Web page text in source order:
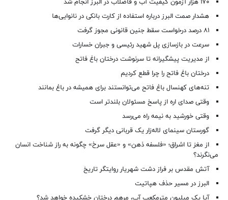
۱۷۰ هزار آزمون کیفیت آب و فاضلاب در البرز انجام شد
هشدار صمت البرز درباره استفاده از کارت بانکی در نانوایی‌ها
۸۱ درصد درخواست‌ سقط جنین قانونی مجوز گرفت
سرعت در بازسازی پل شهید رئیسی و جبران خسارات
از مدیریت پیشگیرانه تا سرنوشت درختان باغ فاتح
درختان باغ فاتح را چرا قطع کردیم
تنه‌های کهنسال باغ فاتح می‌توانستند برای همیشه در باغ بمانند
وقتی صدای اره از پاسخ مسئولان بلندتر است
وقتی خورشید به نیمه راه می‌رسد
گورستان سینمای لاله‌زار یک قربانی دیگر گرفت
از مغز تا اشراق؛ «فلسفه ذهن» و «عقل سرخ» چگونه به راز شناخت انسان
می‌نگرند؟
آتش مقدس بر فراز دشت شهریار روایتگر تاریخ
البرز در مسیر حذف هپاتیت
آیا یک میلیون مترمکعب آب، مرهم درختان خشکیده خواهد شد؟